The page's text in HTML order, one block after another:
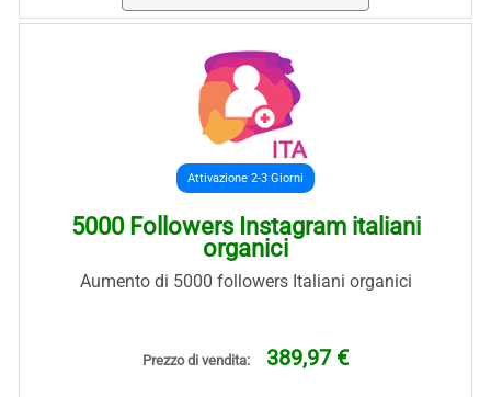
Attivazione 2-3 Giorni
5000 Followers Instagram italiani
organici
Aumento di 5000 followers Italiani organici
Prezzo di vendita: 389,97 €